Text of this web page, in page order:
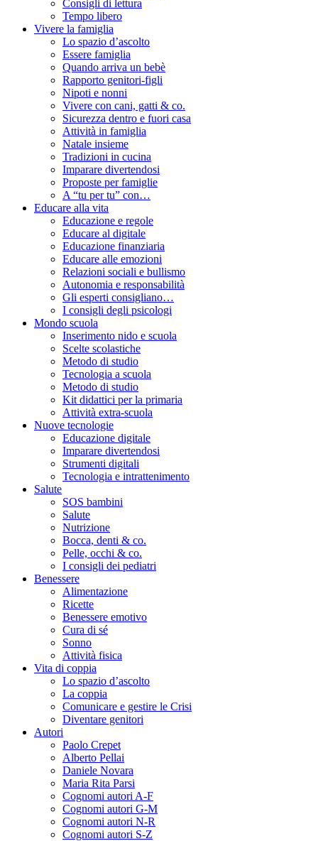
Consigli di lettura
Tempo libero
Vivere la famiglia
Lo spazio d’ascolto
Essere famiglia
Quando arriva un bebè
Rapporto genitori-figli
Nipoti e nonni
Vivere con cani, gatti & co.
Sicurezza dentro e fuori casa
Attività in famiglia
Natale insieme
Tradizioni in cucina
Imparare divertendosi
Proposte per famiglie
A “tu per tu” con…
Educare alla vita
Educazione e regole
Educare al digitale
Educazione finanziaria
Educare alle emozioni
Relazioni sociali e bullismo
Autonomia e responsabilità
Gli esperti consigliano…
I consigli degli psicologi
Mondo scuola
Inserimento nido e scuola
Scelte scolastiche
Metodo di studio
Tecnologia a scuola
Metodo di studio
Kit didattici per la primaria
Attività extra-scuola
Nuove tecnologie
Educazione digitale
Imparare divertendosi
Strumenti digitali
Tecnologia e intrattenimento
Salute
SOS bambini
Salute
Nutrizione
Bocca, denti & co.
Pelle, occhi & co.
I consigli dei pediatri
Benessere
Alimentazione
Ricette
Benessere emotivo
Cura di sé
Sonno
Attività fisica
Vita di coppia
Lo spazio d’ascolto
La coppia
Comunicare e gestire le Crisi
Diventare genitori
Autori
Paolo Crepet
Alberto Pellai
Daniele Novara
Maria Rita Parsi
Cognomi autori A-F
Cognomi autori G-M
Cognomi autori N-R
Cognomi autori S-Z